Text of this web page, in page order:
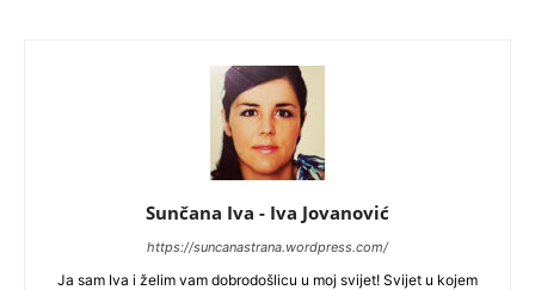
Sunčana Iva - Iva Jovanović
https://suncanastrana.wordpress.com/
Ja sam Iva i želim vam dobrodošlicu u moj svijet! Svijet u kojem